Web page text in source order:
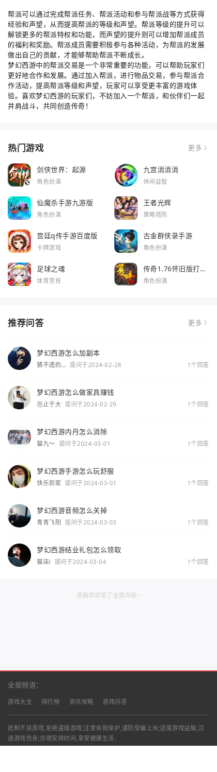
帮派可以通过完成帮派任务、帮派活动和参与帮派战等方式获得
经验和声望，从而提高帮派的等级和声望。帮派等级的提升可以
解锁更多的帮派特权和功能，而声望的提升则可以增加帮派成员
的福利和奖励。帮派成员需要积极参与各种活动，为帮派的发展
做出自己的贡献，才能够帮助帮派不断成长。
梦幻西游中的帮派交易是一个非常重要的功能，可以帮助玩家们
更好地合作和发展。通过加入帮派，进行物品交易，参与帮派合
作活动，提高帮派等级和声望，玩家可以享受更丰富的游戏体
验。喜欢梦幻西游的玩家们，不妨加入一个帮派，和伙伴们一起
并肩战斗，共同创造传奇！
热门游戏 更多
剑侠世界：起源
角色扮演
九宫消消消
休闲益智
仙魔杀手游九游版
角色扮演
王者光辉
策略塔防
宫廷q传手游百度版
卡牌游戏
古金群侠录手游
角色扮演
足球之魂
体育竞技
传奇1.76怀旧版打金
服
角色扮演
推荐问答 更多
梦幻西游怎么加副本
猜不透的
提问于2024-02-28 1个回答
梦幻西游怎么做家具赚钱
岂止于大 提问于2024-02-29 1个回答
梦幻西游内丹怎么消除
猫九～ 提问于2024-03-01 1个回答
梦幻西游手游怎么玩舒服
快乐到家 提问于2024-03-01 1个回答
梦幻西游音频怎么关掉
青青飞阳 提问于2024-03-03 1个回答
梦幻西游结业礼包怎么领取
猫柒i 提问于2024-03-04 1个回答
感谢你浏览了全部内容~
全部频道：
游戏大全 排行榜 资讯攻略 游戏问答
抵制不良游戏,拒绝盗版游戏;注意自我保护,谨防受骗上当;适度游戏益脑,沉
迷游戏伤身;合理安排时间,享受健康生活.